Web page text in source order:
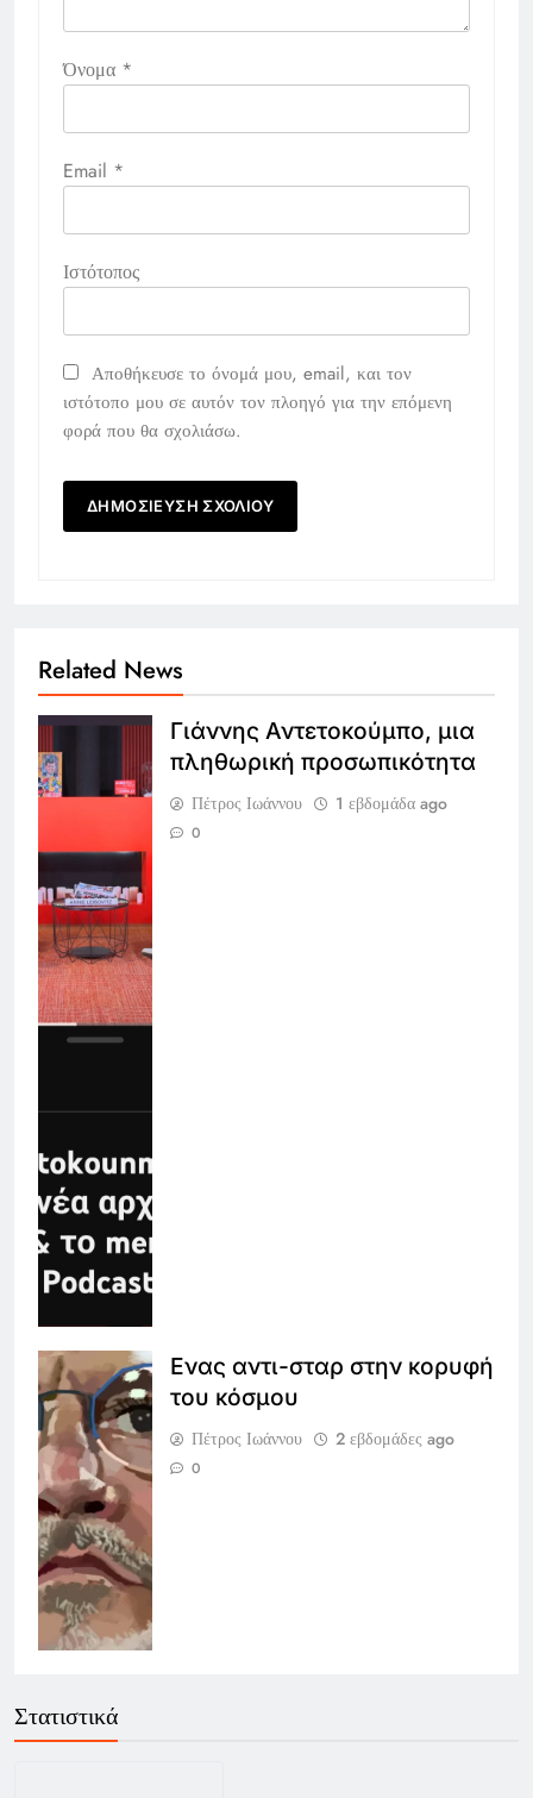
Όνομα *
Email *
Ιστότοπος
Αποθήκευσε το όνομά μου, email, και τον
ιστότοπο μου σε αυτόν τον πλοηγό για την επόμενη
φορά που θα σχολιάσω.
Related News
Γιάννης Αντετοκούμπο, μια
πληθωρική προσωπικότητα
Πέτρος Ιωάννου 1 εβδομάδα ago
0
Ενας αντι-σταρ στην κορυφή
του κόσμου
Πέτρος Ιωάννου 2 εβδομάδες ago
0
Στατιστικά